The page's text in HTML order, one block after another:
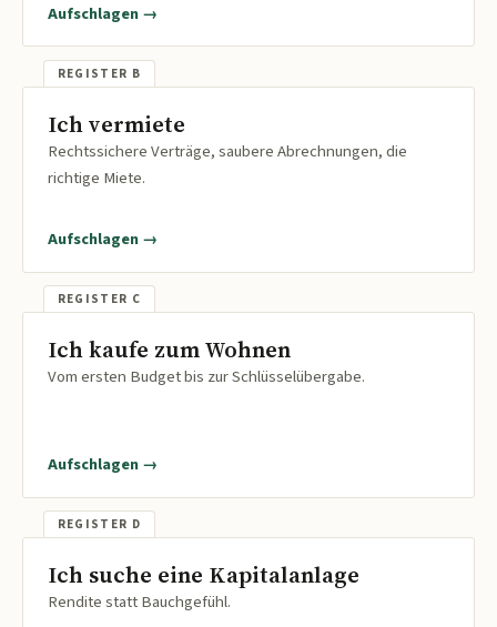
Aufschlagen →
Ich vermiete
Rechtssichere Verträge, saubere Abrechnungen, die
richtige Miete.
Aufschlagen →
Ich kaufe zum Wohnen
Vom ersten Budget bis zur Schlüsselübergabe.
Aufschlagen →
Ich suche eine Kapitalanlage
Rendite statt Bauchgefühl.